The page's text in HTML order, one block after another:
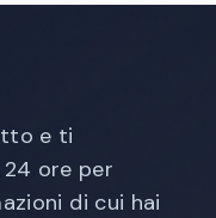
e ti
ore per
di cui hai